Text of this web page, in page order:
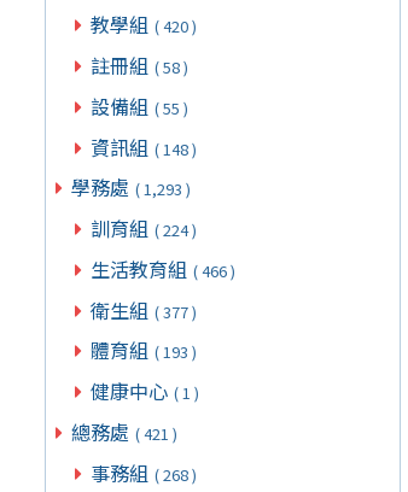
教學組 ( 420 )
註冊組 ( 58 )
設備組 ( 55 )
資訊組 ( 148 )
學務處 ( 1,293 )
訓育組 ( 224 )
生活教育組 ( 466 )
衛生組 ( 377 )
體育組 ( 193 )
健康中心 ( 1 )
總務處 ( 421 )
事務組 ( 268 )